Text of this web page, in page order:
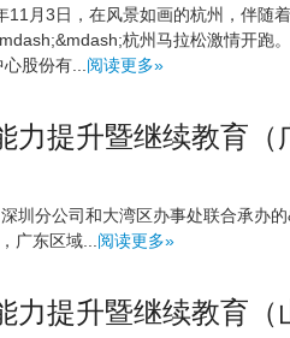
11月3日，在风景如画的杭州，伴随
杭州马拉松激情开跑
股份有... 阅读更多»
力提升暨继续教育
圳分公司和大湾区办事处联合承办
广东区域... 阅读更多»
力提升暨继续教育